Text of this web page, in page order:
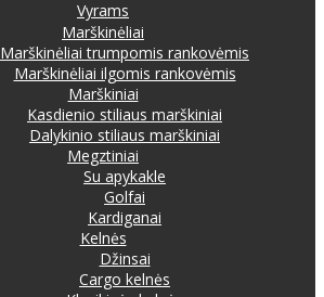
Vyrams
Marškinėliai
Marškinėliai trumpomis rankovėmis
Marškinėliai ilgomis rankovėmis
Marškiniai
Kasdienio stiliaus marškiniai
Dalykinio stiliaus marškiniai
Megztiniai
Su apykakle
Golfai
Kardiganai
Kelnės
Džinsai
Cargo kelnės